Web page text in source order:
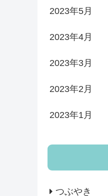
2023年5月
2023年4月
2023年3月
2023年2月
2023年1月
つぶやき